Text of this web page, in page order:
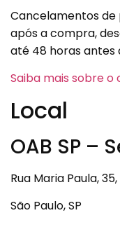
Cancelamentos de
após a compra,
até 48 horas antes
Saiba mais sobre
Local
OAB SP –
Rua Maria Paula,
São Paulo, SP